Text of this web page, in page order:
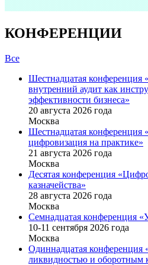
КОНФЕРЕНЦИИ
Все
Шестнадцатая конференция
внутренний аудит как
эффективности бизнеса»
20 августа 2026 года
Москва
Шестнадцатая
цифровизация на практике»
21 августа 2026 года
Москва
Десятая конференция
казначейства»
28 августа 2026 года
Москва
Семнадцатая конференция
10-11 сентября 2026 года
Москва
Одиннадцатая конференция
ликвидностью и оборотным